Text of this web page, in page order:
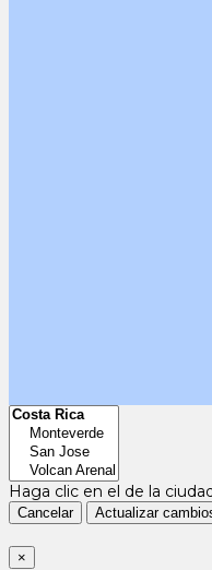
Haga clic en el de la
Cancelar Actualizar
×